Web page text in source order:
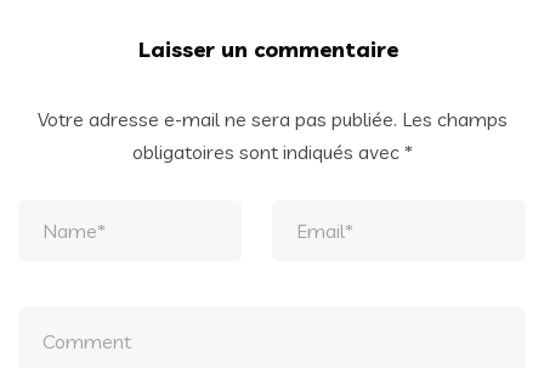
Laisser un commentaire
Votre adresse e-mail ne sera pas publiée. Les champs
obligatoires sont indiqués avec *